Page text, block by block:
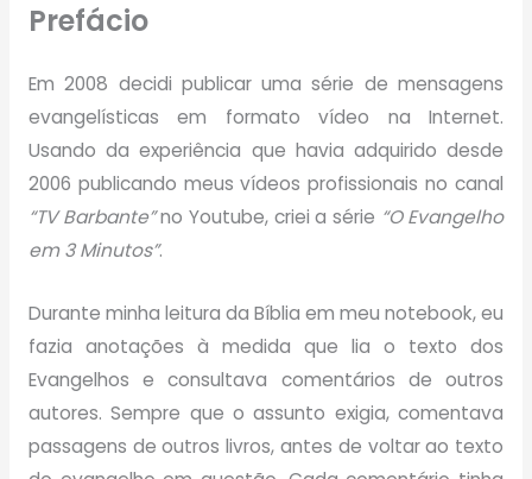
Prefácio
Em 2008 decidi publicar uma série de mensagens
evangelísticas em formato vídeo na Internet.
Usando da experiência que havia adquirido desde
2006 publicando meus vídeos profissionais no canal
“TV Barbante”no Youtube, criei a série “O Evangelho
em 3 Minutos”.
Durante minha leitura da Bíblia em meu notebook, eu
fazia anotações à medida que lia o texto dos
Evangelhos e consultava comentários de outros
autores. Sempre que o assunto exigia, comentava
passagens de outros livros, antes de voltar ao texto